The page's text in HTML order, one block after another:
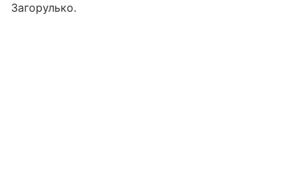
Загорулько.